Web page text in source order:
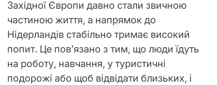
Західної Європи давно стали звичною
частиною життя, а напрямок до
Нідерландів стабільно тримає високий
попит. Це пов’язано з тим, що люди їдуть
на роботу, навчання, у туристичні
подорожі або щоб відвідати близьких, і